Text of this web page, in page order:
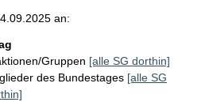
an:
Gruppen [alle SG dorthin]
des Bundestages [alle SG